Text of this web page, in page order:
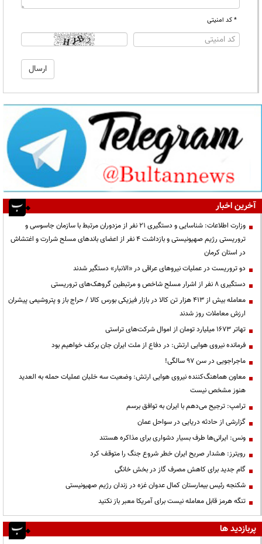
* کد امنیتی
آخرین اخبار
وزارت اطلاعات: شناسایی و دستگیری ۲۱ نفر از مزدوران مرتبط با سازمان جاسوسی و
تروریستی رژیم صهیونیستی و بازداشت ۴ نفر از اعضای باندهای مسلح شرارت و اغتشاش
در استان کرمان
دو تروریست در عملیات نیروهای عراقی در «الانبار» دستگیر شدند
دستگیری ۸ نفر از اشرار مسلح شاخص و مرتبطین گروهک‌های تروریستی
معامله بیش از ۴۱۳ هزار تن کالا در بازار فیزیکی بورس کالا / حراج باز و پتروشیمی پیشران
ارزش معاملات روز شدند
تهاتر ۱۶۷۳ میلیارد تومان از اموال شرکت‌های تراستی
فرمانده نیروی هوایی ارتش: در دفاع از ملت ایران جان برکف خواهیم بود
ماجراجویی در سن ۹۷ سالگی!
معاون هماهنگ‌کننده نیروی هوایی ارتش: وضعیت سه خلبان عملیات حمله به العدید
هنوز مشخص نیست
ترامپ: ترجیح می‌دهم با ایران به توافق برسم
گزارشی از حادثه دریایی در سواحل عمان
ونس: ایرانی‌ها طرف بسیار دشواری برای مذاکره هستند
رویترز: هشدار صریح ایران خطر شروع جنگ را متوقف کرد
گام جدید برای کاهش مصرف گاز در بخش خانگی
شکنجه رئیس بیمارستان کمال عدوان غزه در زندان رژیم صهیونیستی
تنگه هرمز قابل معامله نیست برای آمریکا معبر باز نکنید
پربازدید ها